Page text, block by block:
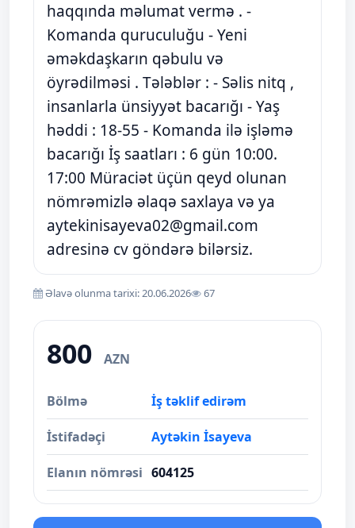
haqqında məlumat vermə . -
Komanda quruculuğu - Yeni
əməkdaşkarın qəbulu və
öyrədilməsi . Tələblər : - Səlis nitq ,
insanlarla ünsiyyət bacarığı - Yaş
həddi : 18-55 - Komanda ilə işləmə
bacarığı İş saatları : 6 gün 10:00.
17:00 Müraciət üçün qeyd olunan
nömrəmizlə əlaqə saxlaya və ya
aytekinisayeva02@gmail.com
adresinə cv göndərə bilərsiz.
Əlavə olunma tarixi: 20.06.2026 67
800 AZN
Bölmə İş təklif edirəm
İstifadəçi Aytəkin İsayeva
Elanın nömrəsi 604125